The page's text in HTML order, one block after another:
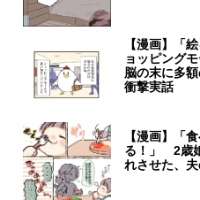
【漫画】「
ョッピング
脳の末に多
衝撃実話
【漫画】「
る！」 2歳
れさせた、